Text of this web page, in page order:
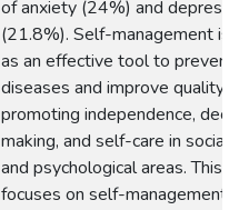
of anxiety (24%) and
(21.8%). Self-management is
as an effective tool to prevent
diseases and improve quality
promoting independence,
making, and self-care in social,
and psychological areas. This
focuses on self-management